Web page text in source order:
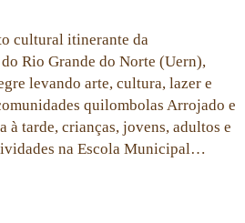
cultural itinerante da
Rio Grande do Norte (Uern),
levando arte, cultura, lazer e
quilombolas Arrojado e
à tarde, crianças, jovens, adultos e
na Escola Municipal…